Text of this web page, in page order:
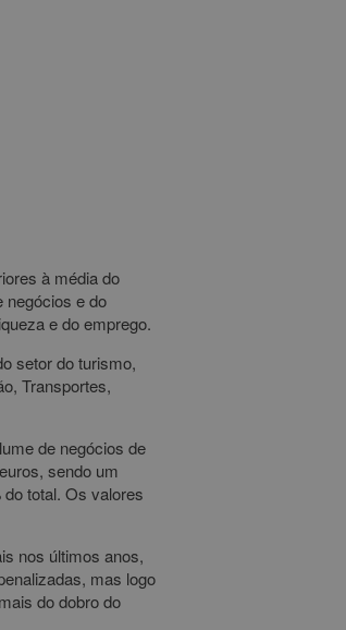
à média do
negócios e do
e do emprego.
setor do turismo,
Transportes,
de negócios de
sendo um
total. Os valores
nos últimos anos,
mas logo
do dobro do